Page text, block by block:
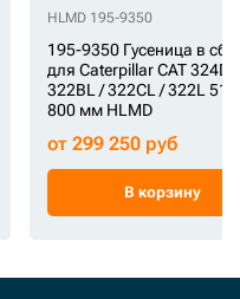
STF 6Y-3531STF CR4811C/39/22
HLMD 195-9350
195-9350 Гусеница в
для Caterpillar CAT
322BL / 322CL / 322L 51L
800 мм HLMD
от 299 250 руб
В корзину